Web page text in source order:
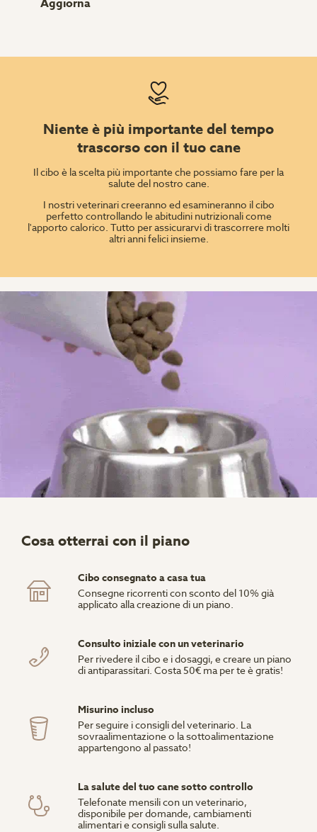
Niente è più importante del tempo
trascorso con il tuo cane
Il cibo è la scelta più importante che possiamo fare per la
salute del nostro cane.
I nostri veterinari creeranno ed esamineranno il cibo
perfetto controllando le abitudini nutrizionali come
l'apporto calorico. Tutto per assicurarvi di trascorrere molti
altri anni felici insieme.
Cosa otterrai con il piano
Cibo consegnato a casa tua
Consegne ricorrenti con sconto del 10% già
applicato alla creazione di un piano.
Consulto iniziale con un veterinario
Per rivedere il cibo e i dosaggi, e creare un piano
di antiparassitari. Costa 50€ ma per te è gratis!
Misurino incluso
Per seguire i consigli del veterinario. La
sovraalimentazione o la sottoalimentazione
appartengono al passato!
La salute del tuo cane sotto controllo
Telefonate mensili con un veterinario,
disponibile per domande, cambiamenti
alimentari e consigli sulla salute.